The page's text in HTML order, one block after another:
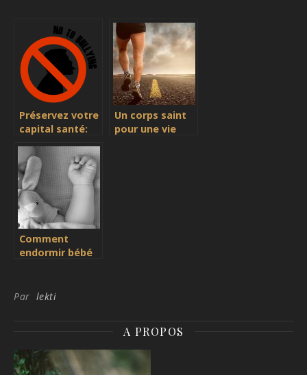
Préservez votre
capital santé:
Un corps saint
pour une vie
Comment
endormir bébé
Par lekti
A PROPOS